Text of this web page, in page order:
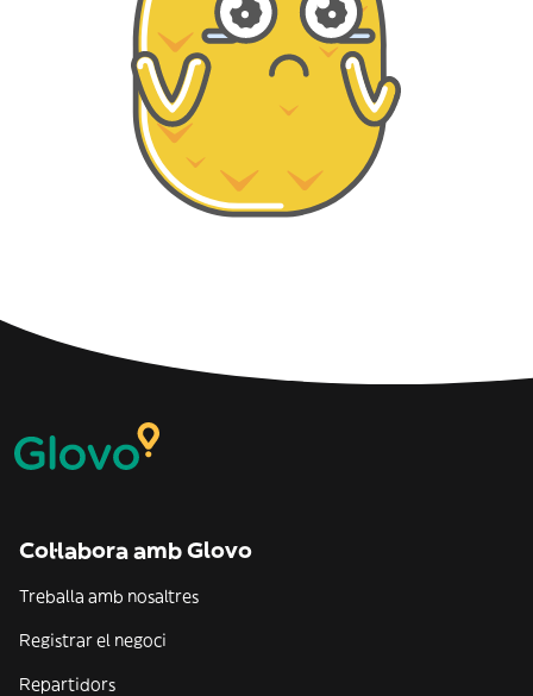
Col·labora amb Glovo
Treballa amb nosaltres
Registrar el negoci
Repartidors